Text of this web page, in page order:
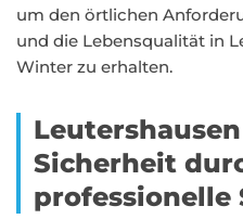
um den örtlichen
und die Lebensqualität in
Winter zu erhalten.
Sicherheit
professionelle